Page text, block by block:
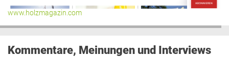
www.holzmagazin.com
Kommentare, Meinungen und Interviews